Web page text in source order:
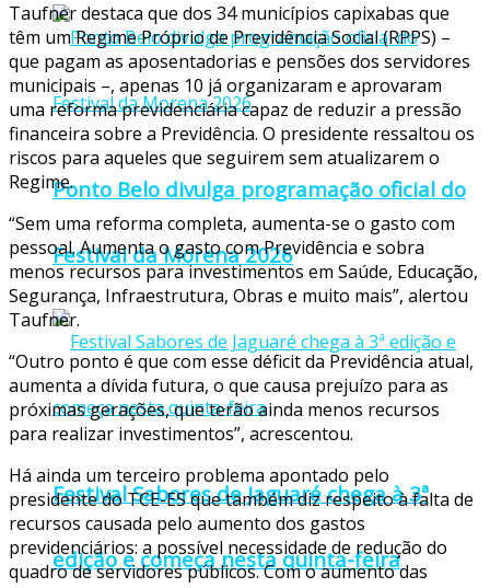
Ponto Belo divulga programação oficial do
Festival da Morena 2026
Festival Sabores de Jaguaré chega à 3ª
edição e começa nesta quinta-feira
Taufner destaca que dos 34 municípios capixabas que
têm um Regime Próprio de Previdência Social (RPPS) –
que pagam as aposentadorias e pensões dos servidores
municipais –, apenas 10 já organizaram e aprovaram
uma reforma previdenciária capaz de reduzir a pressão
financeira sobre a Previdência. O presidente ressaltou os
riscos para aqueles que seguirem sem atualizarem o
Regime.
“Sem uma reforma completa, aumenta-se o gasto com
pessoal. Aumenta o gasto com Previdência e sobra
menos recursos para investimentos em Saúde, Educação,
Segurança, Infraestrutura, Obras e muito mais”, alertou
Taufner.
“Outro ponto é que com esse déficit da Previdência atual,
aumenta a dívida futura, o que causa prejuízo para as
próximas gerações, que terão ainda menos recursos
para realizar investimentos”, acrescentou.
Há ainda um terceiro problema apontado pelo
presidente do TCE-ES que também diz respeito à falta de
recursos causada pelo aumento dos gastos
previdenciários: a possível necessidade de redução do
quadro de servidores públicos. Com o aumento das